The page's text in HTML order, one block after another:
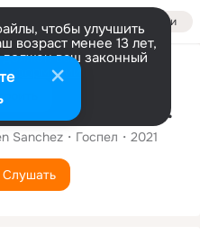
Войти
чтобы улучшить
возраст менее 13 лет,
ваш законный
Ihip ng Trumpeta, Awit ng Papuri
Sanchez Госпел 2021
Слушать